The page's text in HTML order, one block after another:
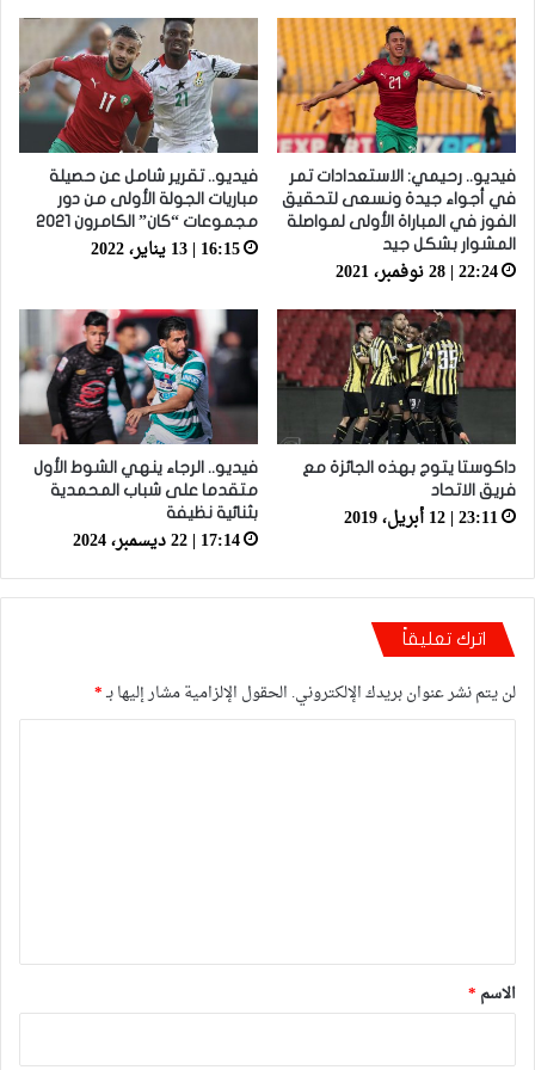
فيديو.. رحيمي: الاستعدادات تمر
في أجواء جيدة ونسعى لتحقيق
الفوز في المباراة الأولى لمواصلة
المشوار بشكل جيد
22:24 | 28 نوفمبر، 2021
فيديو.. تقرير شامل عن حصيلة
مباريات الجولة الأولى من دور
مجموعات “كان” الكامرون 2021
16:15 | 13 يناير، 2022
داكوستا يتوج بهذه الجائزة مع
فريق الاتحاد
23:11 | 12 أبريل، 2019
فيديو.. الرجاء ينهي الشوط الأول
متقدما على شباب المحمدية
بثنائية نظيفة
17:14 | 22 ديسمبر، 2024
اترك تعليقاً
لن يتم نشر عنوان بريدك الإلكتروني. الحقول الإلزامية مشار إليها بـ*
*
الاسم *